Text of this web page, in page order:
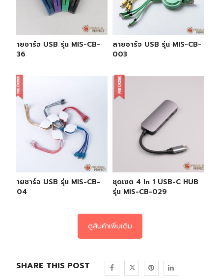
สายชาร์จ USB รุ่น MIS-CB-
036
สายชาร์จ USB รุ่น MIS-CB-
003
สายชาร์จ USB รุ่น MIS-CB-
004
ชุดเซต 4 In 1 USB-C HUB
รุ่น MIS-CB-029
ดูสินค้าเพิ่มเติม
SHARE THIS POST